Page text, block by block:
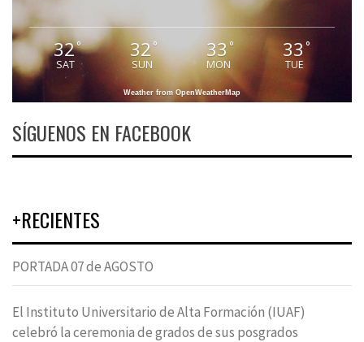
32°
SAT
32°
SUN
33 °
MON
33°
TUE
Weather from OpenWeatherMap
SÍGUENOS EN FACEBOOK
+RECIENTES
PORTADA 07 de AGOSTO
El Instituto Universitario de Alta Formación (IUAF)
celebró la ceremonia de grados de sus posgrados